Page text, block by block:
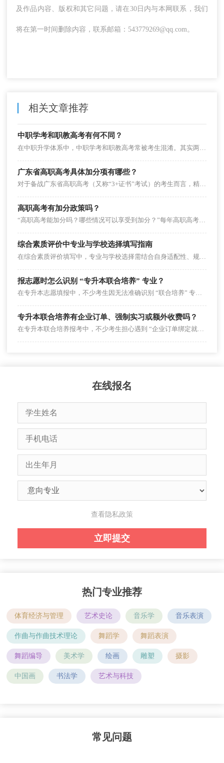
及作品内容、版权和其它问题，请在30日内与本网联系，我们
将在第一时间删除内容，联系邮箱：543779269@qq.com。
相关文章推荐
中职学考和职教高考有何不同？
广东省高职高考具体加分项有哪些？
对于备战广东省高职高考（又称“3+证书”考试）的考生而言，精准掌握本地加分政策是提升录取概率的关键。广东省教育考试院每年会发布专项加分政策，结合2025年最新要求，加分项聚焦特殊群体、技能竞赛、优秀表现三大维度，且有明确的申报规范。本文为考生梳理具体加分项目及实操要点。
高职高考有加分政策吗？
“高职高考能加分吗？哪些情况可以享受到加分？”每年高职高考报名阶段，加分政策都是考生和家长最关注的焦点之一。事实上，各地针对高职高考（又称“3+证书”考试）均设有明确的加分政策，涵盖特殊群体、技能竞赛获奖等多个维度。
综合素质评价中专业与学校选择填写指南
报志愿时怎么识别 “专升本联合培养” 专业？
在专升本志愿填报中，不少考生因无法准确识别 “联合培养” 专业，要么误报非联培专业错失实践资源，要么漏报联培专业错过低分升学机会。实际上，“专升本联合培养” 专业有明确的官方标注与信息来源，只需通过 “查渠道、看标注、核细节” 三步，就能精准识别。2026 年考生可按以下方法操作，避免志愿填报失误。
专升本联合培养有企业订单、强制实习或额外收费吗？
在专升本联合培养报考中，不少考生担心遇到 “企业订单绑定就业”“强制安排实习”“隐性额外收费” 等问题，影响学习体验与权益。实际上，这三类情况在联合培养中可能存在，但需区分 “政策允许的合理情形” 与 “违规侵权行为”，并非所有联合培养都有此类问题。
在线报名
查看隐私政策
热门专业推荐
体育经济与管理 艺术史论 音乐学 音乐表演
作曲与作曲技术理论 舞蹈学 舞蹈表演
舞蹈编导 美术学 绘画 雕塑 摄影
中国画 书法学 艺术与科技
常见问题